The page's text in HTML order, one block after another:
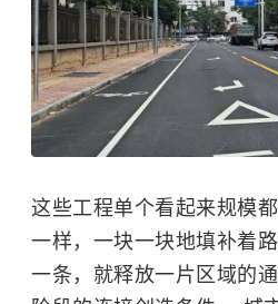
这些工程单个看起来规模
一样，一块一块地填补着
一条，就释放一片区域的